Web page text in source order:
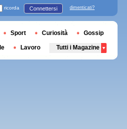
ricorda Connettersi dimenticati?
Sport Curiosità Gossip
Lavoro Tutti i Magazine